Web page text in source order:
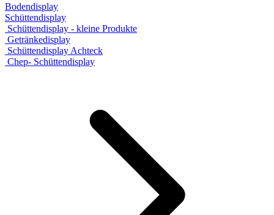
Bodendisplay
Schüttendisplay
Schüttendisplay - kleine Produkte
Getränkedisplay
Schüttendisplay Achteck
Chep- Schüttendisplay